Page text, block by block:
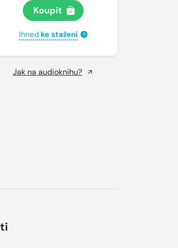
Koupit
Ihned ke stažení ?
Jak na audioknihu?